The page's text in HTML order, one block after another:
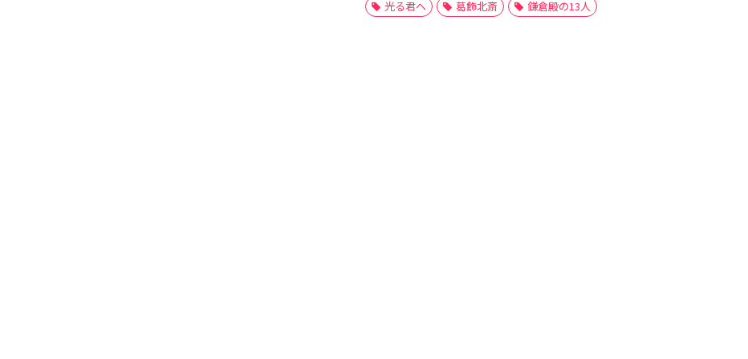
光る君へ 葛飾北斎 鎌倉殿の13人